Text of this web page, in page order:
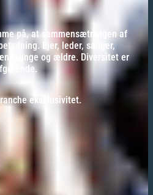
på, at sammensætningen af
Ejer, leder, sælger,
unge og ældre. Diversitet er
eksklusivitet.